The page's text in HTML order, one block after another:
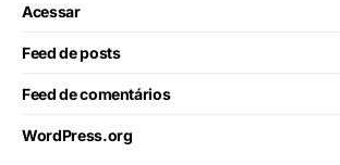
Acessar
Feed de posts
Feed de comentários
WordPress.org